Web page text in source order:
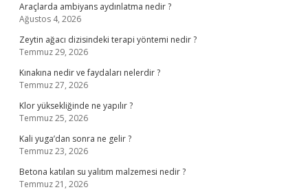
Araçlarda ambiyans aydınlatma nedir ?
Ağustos 4, 2026
Zeytin ağacı dizisindeki terapi yöntemi nedir ?
Temmuz 29, 2026
Kınakına nedir ve faydaları nelerdir ?
Temmuz 27, 2026
Klor yüksekliğinde ne yapılır ?
Temmuz 25, 2026
Kali yuga’dan sonra ne gelir ?
Temmuz 23, 2026
Betona katılan su yalıtım malzemesi nedir ?
Temmuz 21, 2026